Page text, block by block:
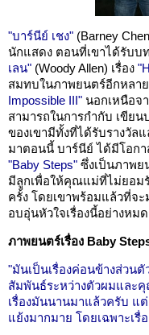
"บาร์นีย์ เชง" (Barney
นักแสดง ตอนที่เขาได้รับบ
เลน" (Woody Allen) เรื่อง
สมทบในภาพยนตร์อีกหลาย
Impossible III" นอกเหนือจ
สามารถในการกำกับ เขีย
ของเขามีทั้งที่ได้รับรางวัล
มาตอนนี้ บาร์นีย์ ได้มีโอก
"Baby Steps" ซึ่งเป็นภาพย
มีลูกเพื่อให้คุณแม่ที่ไม่ยอม
ครั้ง โดยเขาพร้อมแล้วที่จ
อบอุ่นหัวใจเรื่องนี้อย่างหม
ภาพยนตร์เรื่อง Baby
"มันเป็นเรื่องค่อนข้างส่วน
สัมพันธ์ระหว่างตัวผมและ
เรื่องมันนานมาแล้วครับ แ
แย้งมากมาย โดยเฉพาะเรื่